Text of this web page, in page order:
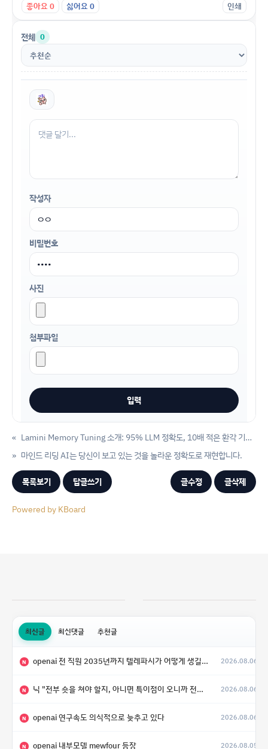
좋아요0 싫어요0 인쇄
전체 0
작성자
비밀번호
사진
첨부파일
«
Lamini Memory Tuning 소개: 95% LLM 정확도, 10배 적은 환각 기술 발표
마인드 리딩 AI는 당신이 보고 있는 것을 놀라운 정확도로 재현합니다.
»
목록보기 답글쓰기 글수정 글삭제
Powered by KBoard
최신글 최신댓글 추천글
N openai 전 직원 2035년까지 텔레파시가 어떻게 생길 수 있는지 2026.08.06
N 닉 "전부 숏을 쳐야 할지, 아니면 특이점이 오니까 전부 롱을 쳐야 할지 모르겠다.” 2026.08.06
N openai 연구속도 의식적으로 늦추고 있다 2026.08.06
N openai 내부모델 mewfour 등장 2026.08.05